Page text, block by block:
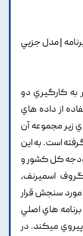
| مدل جزيي
به کارگيري دو
از داده هاي
زير مجموعه آن
قرار گرفته است. به اين
کل کشور و
اسميرنف,
سنجش قرار
هاي اصلي
ميکند. در